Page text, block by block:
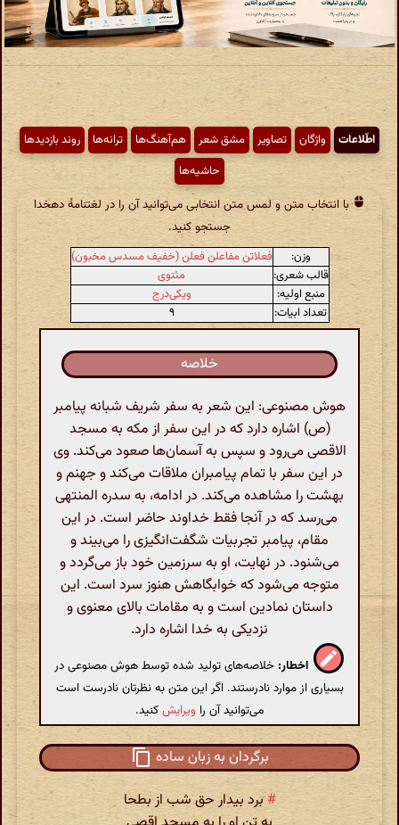
اطّلاعات واژگان تصاویر مشق شعر هم‌آهنگ‌ها ترانه‌ها
روند بازدیدها
حاشیه‌ها
با انتخاب متن و لمس متن انتخابی می‌توانید آن را در لغتنامهٔ دهخدا
جستجو کنید.
وزن:
فعلاتن مفاعلن فعلن (خفیف مسدس مخبون)
قالب شعری:
مثنوی
منبع اولیه:
ویکی‌درج
تعداد ابیات:
۹
خلاصه
هوش مصنوعی: این شعر به سفر شریف شبانه پیامبر
(ص) اشاره دارد که در این سفر از مکه به مسجد
الاقصی می‌رود و سپس به آسمان‌ها صعود می‌کند. وی
در این سفر با تمام پیامبران ملاقات می‌کند و جهنم و
بهشت را مشاهده می‌کند. در ادامه، به سدره المنتهی
می‌رسد که در آنجا فقط خداوند حاضر است. در این
مقام، پیامبر تجربیات شگفت‌انگیزی را می‌بیند و
می‌شنود. در نهایت، او به سرزمین خود باز می‌گردد و
متوجه می‌شود که خوابگاهش هنوز سرد است. این
داستان نمادین است و به مقامات بالای معنوی و
نزدیکی به خدا اشاره دارد.
اخطار: خلاصه‌های تولید شده توسط هوش مصنوعی در
بسیاری از موارد نادرستند. اگر این متن به نظرتان نادرست است
می‌توانید آن را ویرایشکنید.
برگردان به زبان ساده
#برد بیدار حق شب از بطحا